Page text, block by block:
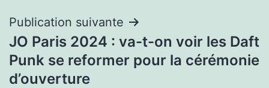
Publication suivante
JO Paris 2024 : va-t-on voir les Daft
Punk se reformer pour la cérémonie
d’ouverture